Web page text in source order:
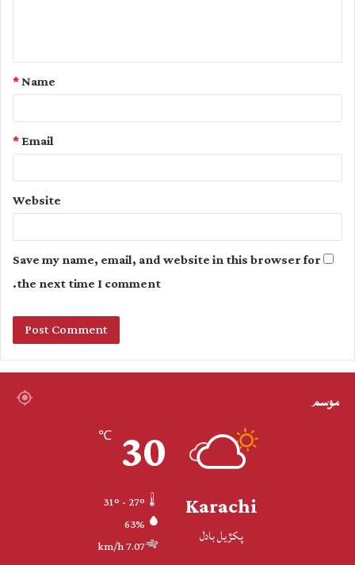
t
Name
*
Email
*
Website
Save my name, email, and website in this browser for
the next time I comment.
موسم
Karachi
پکڙيل بادل
30
℃
63%
7.07 km/h